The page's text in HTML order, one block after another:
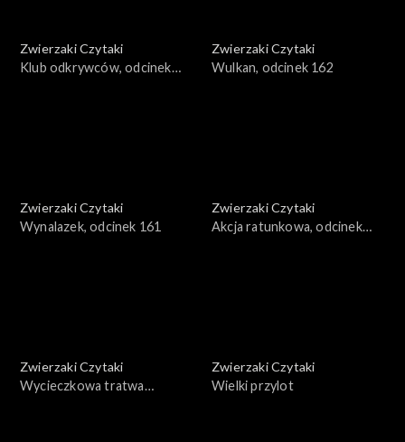
Zwierzaki Czytaki
Klub odkrywców, odcinek
Zwierzaki Czytaki
Wulkan, odcinek 162
Zwierzaki Czytaki
Wynalazek, odcinek 161
Zwierzaki Czytaki
Akcja ratunkowa, odcinek
Zwierzaki Czytaki
Wycieczkowa tratwa
Zwierzaki Czytaki
Wielki przylot